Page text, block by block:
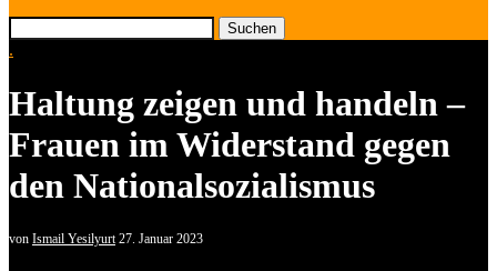
Suchen
.
Haltung zeigen und handeln –
Frauen im Widerstand gegen
den Nationalsozialismus
von Ismail Yesilyurt 27. Januar 2023